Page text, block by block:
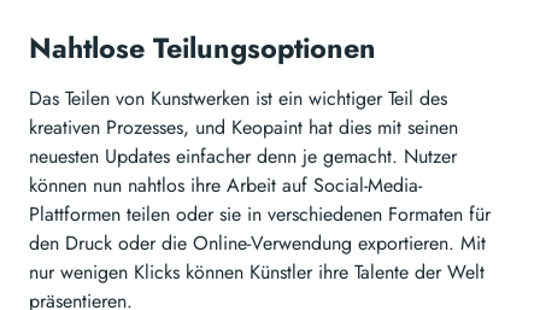
Nahtlose Teilungsoptionen
Das Teilen von Kunstwerken ist ein wichtiger Teil des
kreativen Prozesses, und Keopaint hat dies mit seinen
neuesten Updates einfacher denn je gemacht. Nutzer
können nun nahtlos ihre Arbeit auf Social-Media-
Plattformen teilen oder sie in verschiedenen Formaten für
den Druck oder die Online-Verwendung exportieren. Mit
nur wenigen Klicks können Künstler ihre Talente der Welt
präsentieren.